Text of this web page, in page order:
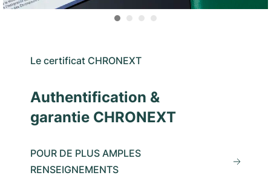
Le certificat CHRONEXT
Authentification &
garantie CHRONEXT
POUR DE PLUS AMPLES
RENSEIGNEMENTS